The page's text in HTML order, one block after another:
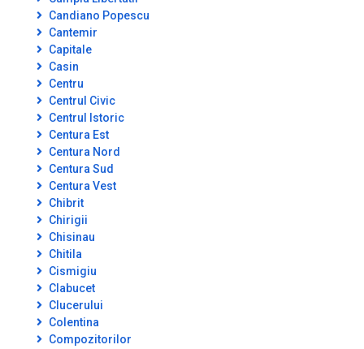
Candiano Popescu
Cantemir
Capitale
Casin
Centru
Centrul Civic
Centrul Istoric
Centura Est
Centura Nord
Centura Sud
Centura Vest
Chibrit
Chirigii
Chisinau
Chitila
Cismigiu
Clabucet
Clucerului
Colentina
Compozitorilor